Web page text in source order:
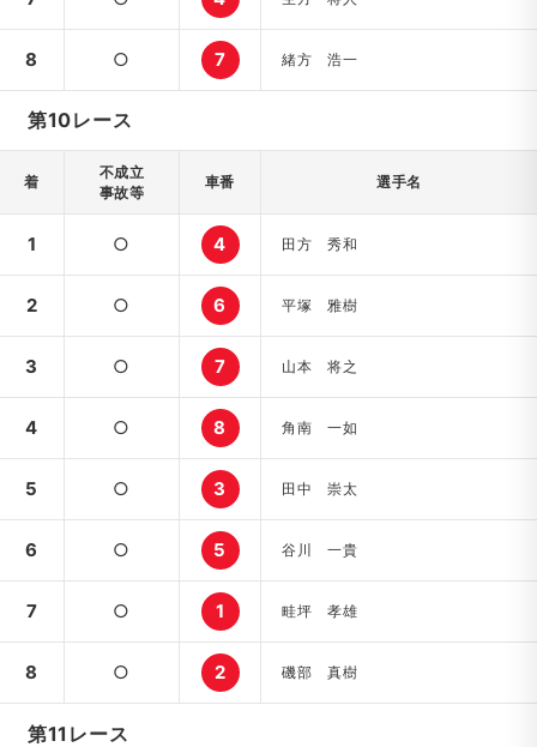
8 ○ 7 緒方 浩一
第10レース
着
不成立
事故等
車番 選手名
1 ○ 4 田方 秀和
2 ○ 6 平塚 雅樹
3 ○ 7 山本 将之
4 ○ 8 角南 一如
5 ○ 3 田中 崇太
6 ○ 5 谷川 一貴
7 ○ 1 畦坪 孝雄
8 ○ 2 磯部 真樹
第11レース